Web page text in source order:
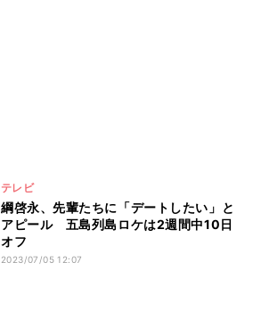
テレビ
綱啓永、先輩たちに「デートしたい」と
アピール 五島列島ロケは2週間中10日
オフ
2023/07/05 12:07